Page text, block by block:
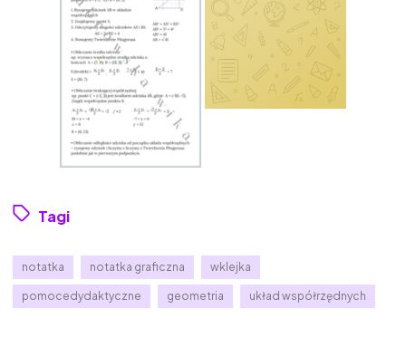
Tagi
notatka notatka graficzna wklejka
pomocedydaktyczne geometria układ współrzędnych